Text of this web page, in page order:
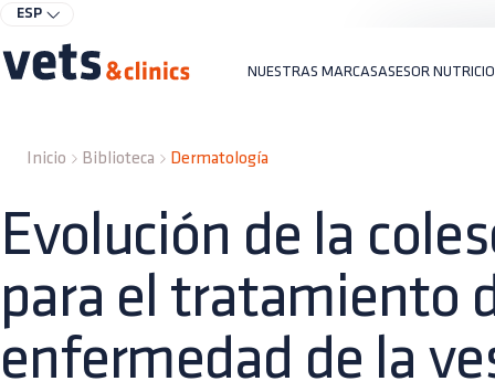
ESP
NUESTRAS MARCASASESOR
Inicio Biblioteca Dermatología
Evolución de la
para el tratamiento
enfermedad de la